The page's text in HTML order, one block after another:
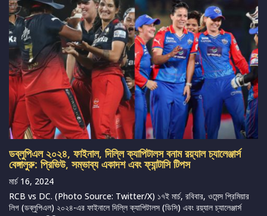
ডব্লুপিএল ২০২৪, ফাইনাল, দিল্লি ক্যাপিটালস বনাম রয়্যাল চ্যালেঞ্জার্স
বেঙ্গালুরু: প্রিভিউ, সম্ভাব্য একাদশ এবং ফ্যান্টাসি টিপস
মার্চ 16, 2024
RCB vs DC. (Photo Source: Twitter/X) ১৭ই মার্চ, রবিবার, ওমেন্স প্রিমিয়ার
লিগ (ডব্লুপিএল) ২০২৪-এর ফাইনালে দিল্লি ক্যাপিটালস (ডিসি) এবং রয়্যাল চ্যালেঞ্জার্স